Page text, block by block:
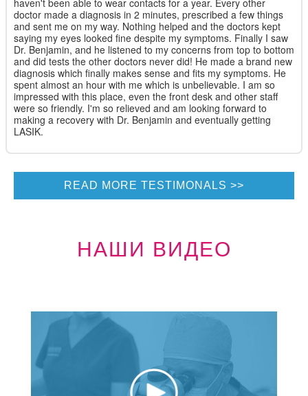
doctor made a diagnosis in 2 minutes, prescribed a few things
and sent me on my way. Nothing helped and the doctors kept
saying my eyes looked fine despite my symptoms. Finally I saw
Dr. Benjamin, and he listened to my concerns from top to bottom
and did tests the other doctors never did! He made a brand new
diagnosis which finally makes sense and fits my symptoms. He
spent almost an hour with me which is unbelievable. I am so
impressed with this place, even the front desk and other staff
were so friendly. I'm so relieved and am looking forward to
making a recovery with Dr. Benjamin and eventually getting
LASIK.
READ MORE TESTIMONALS
НАШИ ВИДЕО